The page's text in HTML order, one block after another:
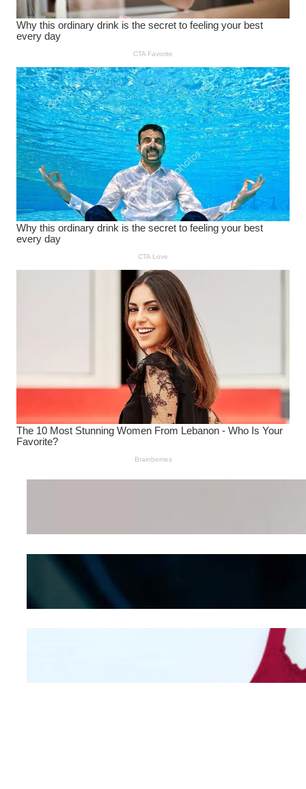
Wanita Pamer Pakaian
Kepribadian
Mengintip Kepribadian
Wanita Dari Warna Bra